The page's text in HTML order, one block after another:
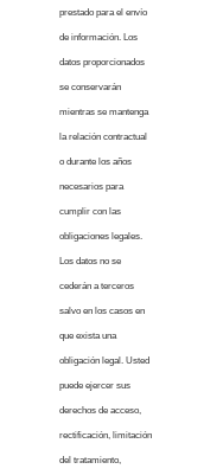
prestado para el envío
de información. Los
datos proporcionados
se conservarán
mientras se mantenga
la relación contractual
o durante los años
necesarios para
cumplir con las
obligaciones legales.
Los datos no se
cederán a terceros
salvo en los casos en
que exista una
obligación legal. Usted
puede ejercer sus
derechos de acceso,
rectificación, limitación
del tratamiento,